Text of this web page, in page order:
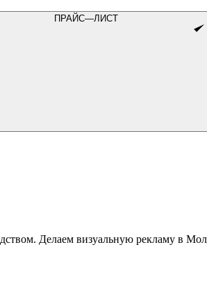
ПРАЙС—ЛИСТ
Делаем визуальную рекламу в